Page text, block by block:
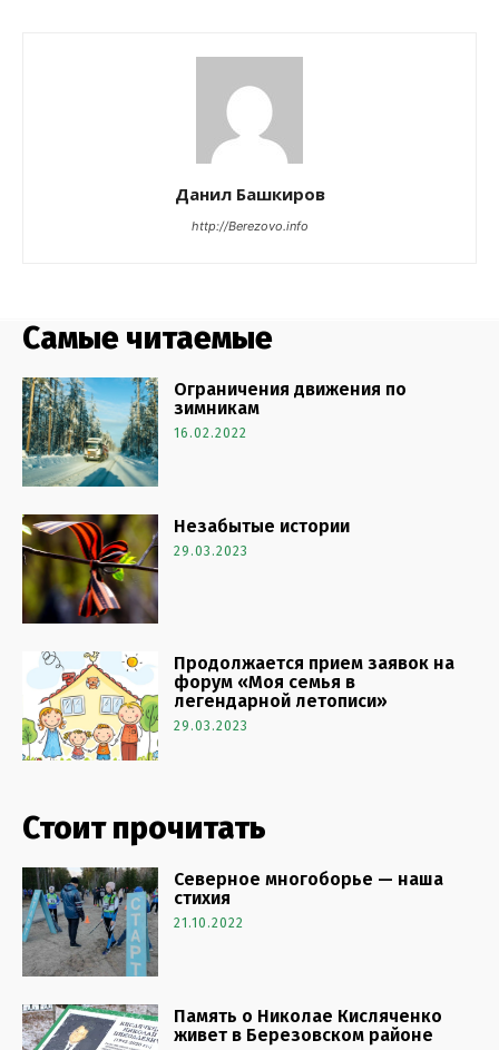
Данил Башкиров
http://Berezovo.info
Самые читаемые
Ограничения движения по
зимникам
16.02.2022
Незабытые истории
29.03.2023
Продолжается прием заявок на
форум «Моя семья в
легендарной летописи»
29.03.2023
Стоит прочитать
Северное многоборье — наша
стихия
21.10.2022
Память о Николае Кисляченко
живет в Березовском районе